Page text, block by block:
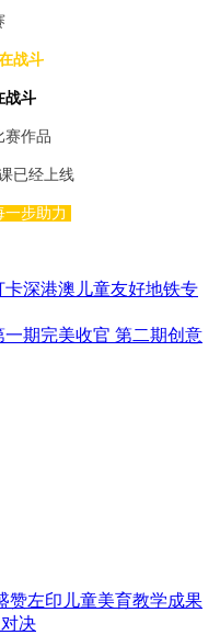
战斗
战斗
赛作品
已经上线
一步助力
深港澳儿童友好地铁专
期完美收官 第二期创意
赞左印儿童美育教学成果
决